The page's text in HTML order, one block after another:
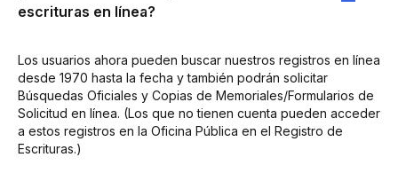
escrituras en línea?
Los usuarios ahora pueden buscar nuestros registros en línea
desde 1970 hasta la fecha y también podrán solicitar
Búsquedas Oficiales y Copias de Memoriales/Formularios de
Solicitud en línea. (Los que no tienen cuenta pueden acceder
a estos registros en la Oficina Pública en el Registro de
Escrituras.)